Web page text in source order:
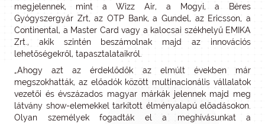
megjelennek, mint a Wizz Air, a Mogyi, a Béres
Gyógyszergyár Zrt, az OTP Bank, a Gundel, az Ericsson, a
Continental, a Master Card vagy a kalocsai székhelyű EMIKA
Zrt., akik szintén beszámolnak majd az innovációs
lehetőségekről, tapasztalataikról.
„Ahogy azt az érdeklődők az elmúlt években már
megszokhatták, az előadók között multinacionális vállalatok
vezetői és évszázados magyar márkák jelennek majd meg
látvány show-elemekkel tarkított élményalapú előadásokon.
Olyan személyek fogadták el a meghívásunkat a